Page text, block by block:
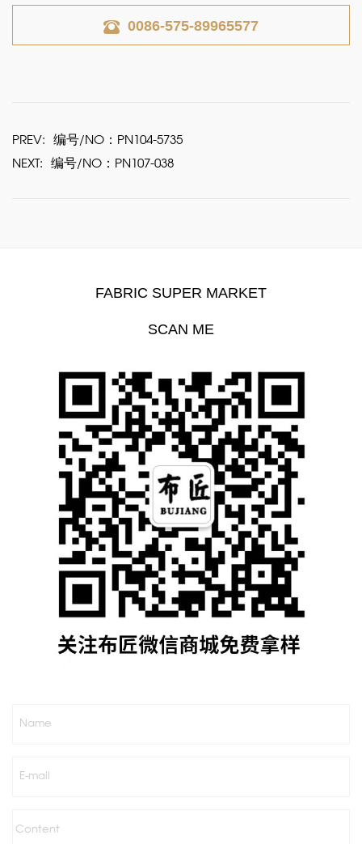
0086-575-89965577
PREV: 编号/NO：PN104-5735
NEXT: 编号/NO：PN107-038
FABRIC SUPER MARKET
SCAN ME
Name
E-mail
Content